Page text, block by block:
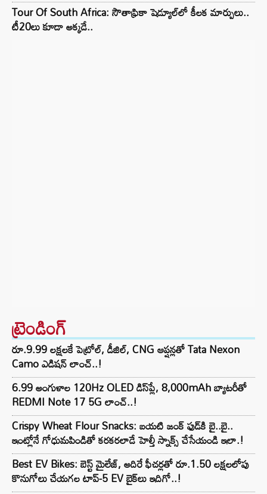
Tour Of South Africa: సౌతాఫ్రికా షెడ్యూల్‌లో కీలక మార్పులు..
టీ20లు కూడా అక్కడే..
ట్రెండింగ్‌
రూ.9.99 లక్షలకే పెట్రోల్, డీజిల్, CNG ఆప్షన్లతో Tata Nexon
Camo ఎడిషన్ లాంచ్..!
6.99 అంగుళాల 120Hz OLED డిస్‌ప్లే, 8,000mAh బ్యాటరీతో
REDMI Note 17 5G లాంచ్..!
Crispy Wheat Flour Snacks: బయటి జంక్ ఫుడ్‌కి బై..బై..
ఇంట్లోనే గోధుమపిండితో కరకరలాడే హెల్తీ స్నాక్స్ చేసేయండి ఇలా.!
Best EV Bikes: బెస్ట్ మైలేజ్, అదిరే ఫీచర్లతో రూ.1.50 లక్షలలోపు
కొనుగోలు చేయగల టాప్-5 EV బైక్‌లు ఇదిగో..!